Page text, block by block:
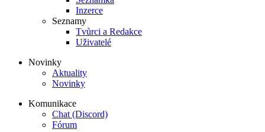
Inzerce
Seznamy
Tvůrci a Redakce
Uživatelé
Novinky
Aktuality
Novinky
Komunikace
Chat (Discord)
Fórum